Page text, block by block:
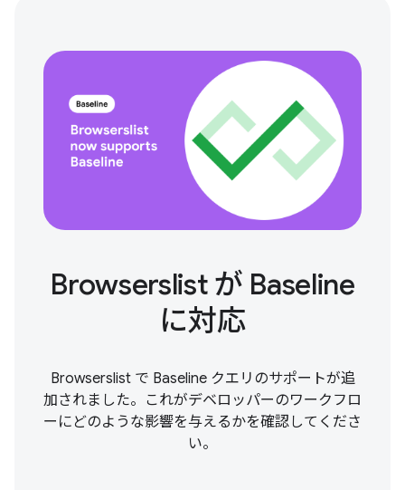
Browserslist が Baseline
に対応
Browserslist で Baseline クエリのサポートが追
加されました。これがデベロッパーのワークフロ
ーにどのような影響を与えるかを確認してくださ
い。